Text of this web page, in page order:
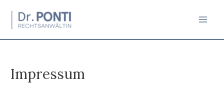
Inhalt
springen
Impressum